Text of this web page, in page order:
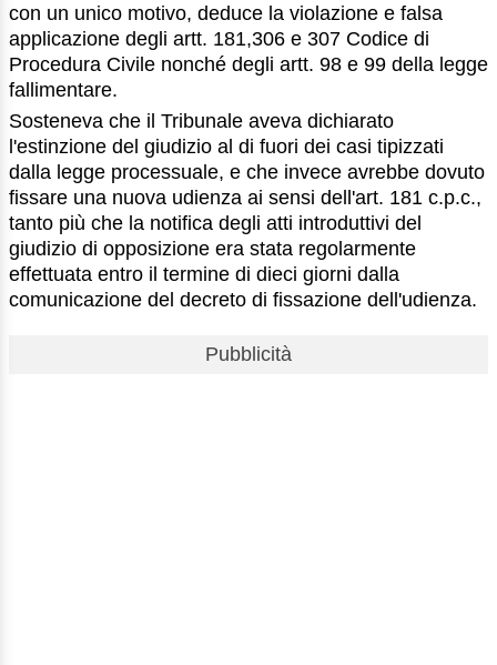
con un unico motivo, deduce la violazione e falsa
applicazione degli artt. 181,306 e 307 Codice di
Procedura Civile nonché degli artt. 98 e 99 della legge
fallimentare.
Sosteneva che il Tribunale aveva dichiarato
l'estinzione del giudizio al di fuori dei casi tipizzati
dalla legge processuale, e che invece avrebbe dovuto
fissare una nuova udienza ai sensi dell'art. 181 c.p.c.,
tanto più che la notifica degli atti introduttivi del
giudizio di opposizione era stata regolarmente
effettuata entro il termine di dieci giorni dalla
comunicazione del decreto di fissazione dell'udienza.
Pubblicità